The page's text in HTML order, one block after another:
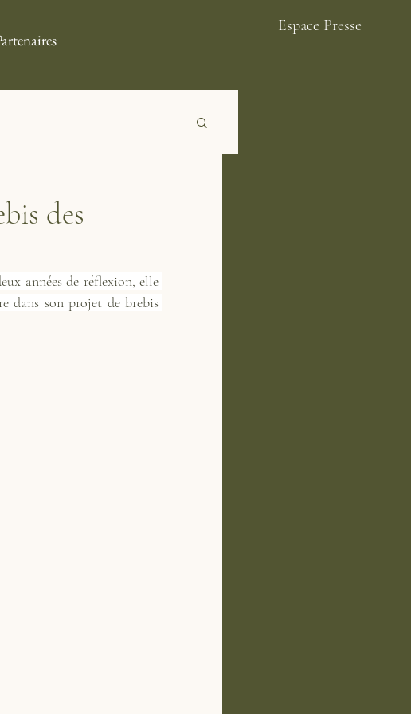
Espace Presse
des
années de réflexion, elle
dans son projet de brebis